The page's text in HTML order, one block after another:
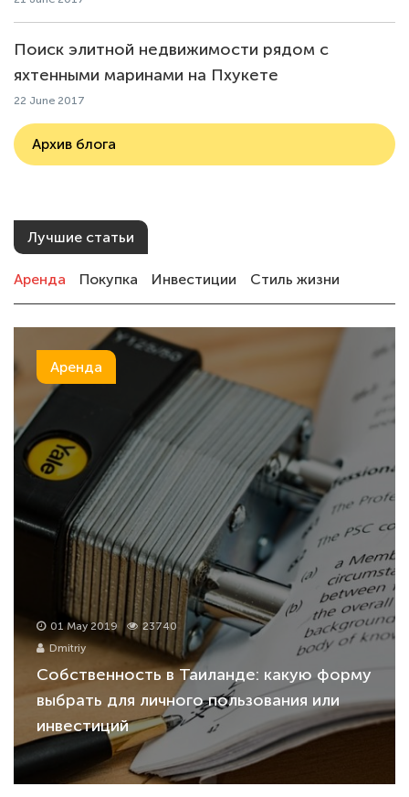
Поиск элитной недвижимости рядом с
яхтенными маринами на Пхукете
22 June 2017
Архив блога
Лучшие статьи
Аренда Покупка Инвестиции Стиль жизни
Аренда
01 May 2019
23740
Dmitriy
Собственность в Таиланде: какую форму
выбрать для личного пользования или
инвестиций